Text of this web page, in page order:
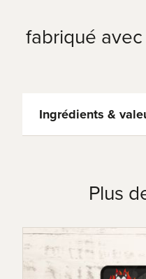
fabriqué
Ingrédients &
sec. / La croûte
100g contiennent:
Plus